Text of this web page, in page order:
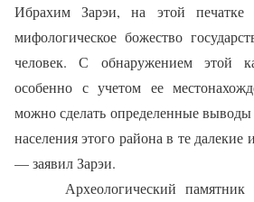
Ибрахим Зарэи, на этой печатке
мифологическое божество
человек. С обнаружением этой
особенно с учетом ее
можно сделать определенные
населения этого района в те далекие
— заявил Зарэи.
Археологический памятник